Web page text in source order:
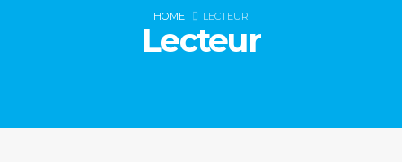
HOME LECTEUR
Lecteur